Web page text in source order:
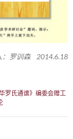
罗训森 2014.6.18
罗氏通谱》编委会赠工